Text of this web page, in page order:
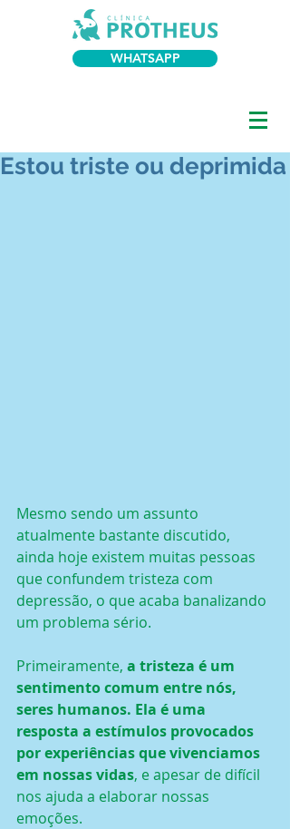
WHATSAPP
Estou triste ou deprimida
Mesmo sendo um assunto
atualmente bastante discutido,
ainda hoje existem muitas pessoas
que confundem tristeza com
depressão, o que acaba banalizando
um problema sério.
Primeiramente, a tristeza é um
sentimento comum entre nós,
seres humanos. Ela é uma
resposta a estímulos provocados
por experiências que vivenciamos
em nossas vidas, e apesar de difícil
nos ajuda a elaborar nossas
emoções.